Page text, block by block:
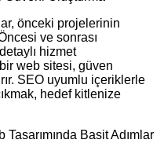
önceki projelerinin
ve sonrası
hizmet
web sitesi, güven
SEO uyumlu içeriklerle
hedef kitlenize
Basit Adımlar